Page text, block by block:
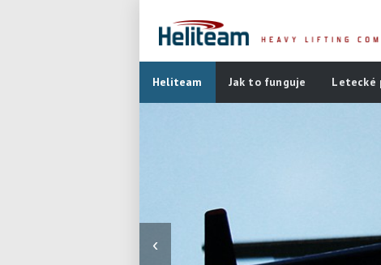
Heliteam Jak to funguje Letecké
‹